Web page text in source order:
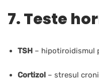
7. Teste
TSH – hipotiroidismul
Cortizol – stresul